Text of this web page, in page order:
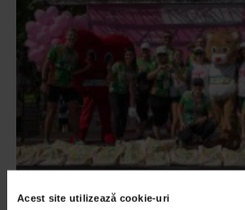
Acest site utilizează cookie-uri
UNCATEGORIZED